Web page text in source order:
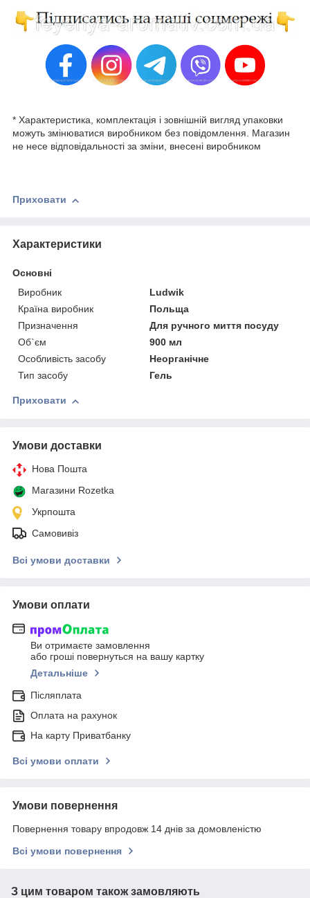
* Характеристика, комплектація і зовнішній вигляд упаковки
можуть змінюватися виробником без повідомлення. Магазин
не несе відповідальності за зміни, внесені виробником
Приховати
Характеристики
Основні
Виробник
Ludwik
Країна виробник
Польща
Призначення
Для ручного миття посуду
Об`єм
900 мл
Особливість засобу
Неорганічне
Тип засобу
Гель
Приховати
Умови доставки
Нова Пошта
Магазини Rozetka
Укрпошта
Самовивіз
Всі умови доставки
Умови оплати
Ви отримаєте замовлення
або гроші повернуться на вашу картку
Детальніше
Післяплата
Оплата на рахунок
На карту Приватбанку
Всі умови оплати
Умови повернення
Повернення товару впродовж 14 днів за домовленістю
Всі умови повернення
З цим товаром також замовляють